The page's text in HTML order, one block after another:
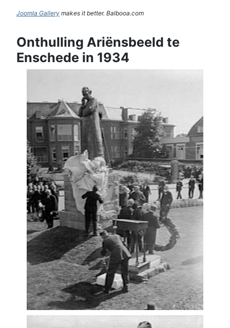
Joomla Gallery makes it better. Balbooa.com
Onthulling Ariënsbeeld te
Enschede in 1934